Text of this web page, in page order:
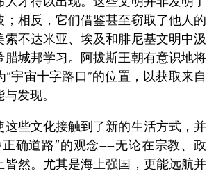
相反，它们借鉴甚至窃取了他人的
不达米亚、埃及和腓尼基文明中汲
城邦学习。阿拔斯王朝有意识地将
宇宙十字路口”的位置，以获取来自
发现。
些文化接触到了新的生活方式，并
确道路”的观念——无论在宗教、政
然。尤其是海上强国，更能远航并